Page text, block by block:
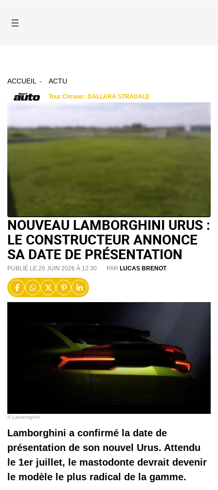
ACCUEIL ACTU
NOUVEAU LAMBORGHINI URUS :
LE CONSTRUCTEUR ANNONCE
SA DATE DE PRÉSENTATION
PUBLIÉ LE 26 JUIN 2026 À 12:30 PAR LUCAS BRENOT
© Lamborghini
Lamborghini a confirmé la date de
présentation de son nouvel Urus. Attendu
le 1er juillet, le mastodonte devrait devenir
le modèle le plus radical de la gamme.